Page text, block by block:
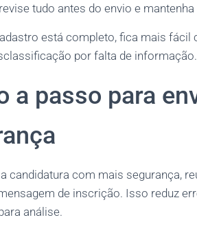
tudo antes do envio e
está completo, fica mais
por falta de informação.
a passo para
candidatura com mais segurança,
de inscrição. Isso reduz
análise.